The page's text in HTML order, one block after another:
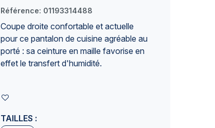
Référence: 01193314488
Coupe droite confortable et actuelle
pour ce pantalon de cuisine agréable au
porté : sa ceinture en maille favorise en
effet le transfert d'humidité.
TAILLES :